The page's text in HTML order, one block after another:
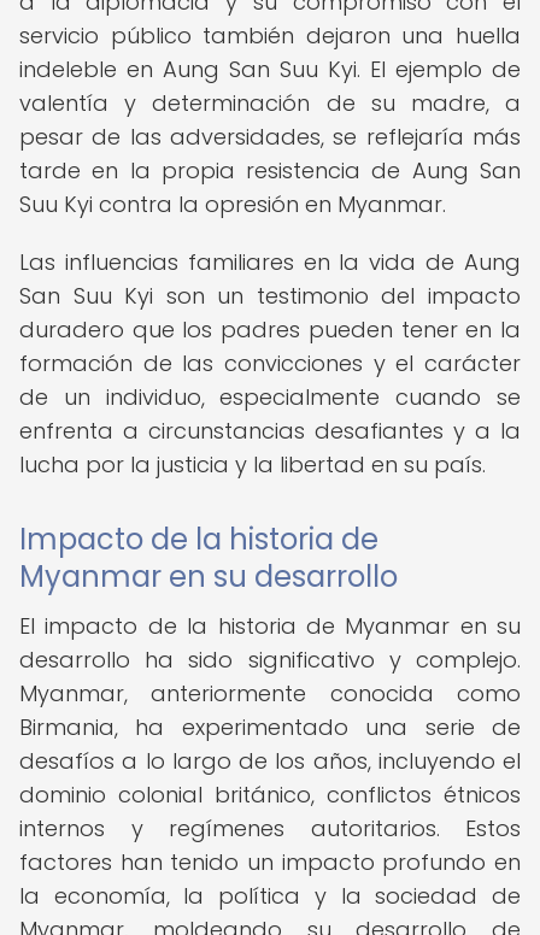
servicio público también dejaron una huella
indeleble en Aung San Suu Kyi. El ejemplo de
valentía y determinación de su madre, a
pesar de las adversidades, se reflejaría más
tarde en la propia resistencia de Aung San
Suu Kyi contra la opresión en Myanmar.
Las influencias familiares en la vida de Aung
San Suu Kyi son un testimonio del impacto
duradero que los padres pueden tener en la
formación de las convicciones y el carácter
de un individuo, especialmente cuando se
enfrenta a circunstancias desafiantes y a la
lucha por la justicia y la libertad en su país.
Impacto de la historia de
Myanmar en su desarrollo
El impacto de la historia de Myanmar en su
desarrollo ha sido significativo y complejo.
Myanmar, anteriormente conocida como
Birmania, ha experimentado una serie de
desafíos a lo largo de los años, incluyendo el
dominio colonial británico, conflictos étnicos
internos y regímenes autoritarios. Estos
factores han tenido un impacto profundo en
la economía, la política y la sociedad de